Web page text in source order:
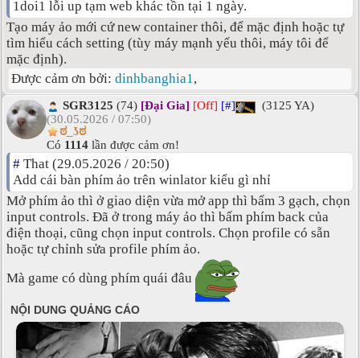
1doi1 lỗi up tạm web khác tồn tại 1 ngày.
Tạo máy ảo mới cứ new container thôi, để mặc định hoặc tự
tìm hiểu cách setting (tùy máy mạnh yếu thôi, máy tôi để
mặc định).
Được cảm ơn bởi: dinhbanghia1,
SGR3125 (74) [Đại Gia] [Off] [#]
(3125 YA)
(30.05.2026 / 07:50)
ಠ_ʖಠ
Có 1114 lần được cảm ơn!
# That (29.05.2026 / 20:50)
Add cái bàn phím ảo trên winlator kiểu gì nhỉ
Mở phím ảo thì ở giao diện vừa mở app thì bấm 3 gạch, chọn
input controls. Đã ở trong máy ảo thì bấm phím back của
điện thoại, cũng chọn input controls. Chọn profile có sẵn
hoặc tự chỉnh sửa profile phím ảo.
Mà game có dùng phím quái đâu